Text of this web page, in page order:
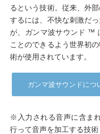
るという技術。従来、外
するには、不快な刺激だ
が、ガンマ波サウンド ™
ことのできるよう世界初
術が使用されています。
ガンマ波サウンドにつ
※入力される音声に含ま
行って音声を加工する技術